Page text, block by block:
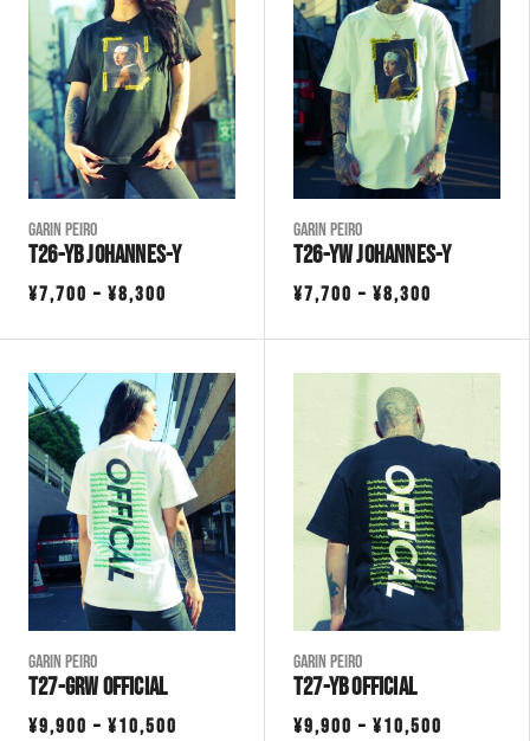
¥8,300 ¥8,300
Garin Peiro
T26-YB JOHANNES-Y
¥7,700 – ¥8,300
¥7,700
–
¥8,300
Garin Peiro
T26-YW JOHANNES-Y
¥7,700 – ¥8,300
¥8,300
Garin Peiro
T27-GRW OFFICIAL
¥9,900 – ¥10,500
Garin Peiro
T27-YB OFFICIAL
¥9,900 – ¥10,500